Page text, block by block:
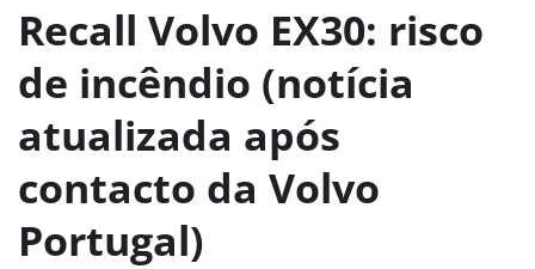
Recall Volvo EX30: risco
de incêndio (notícia
atualizada após
contacto da Volvo
Portugal)